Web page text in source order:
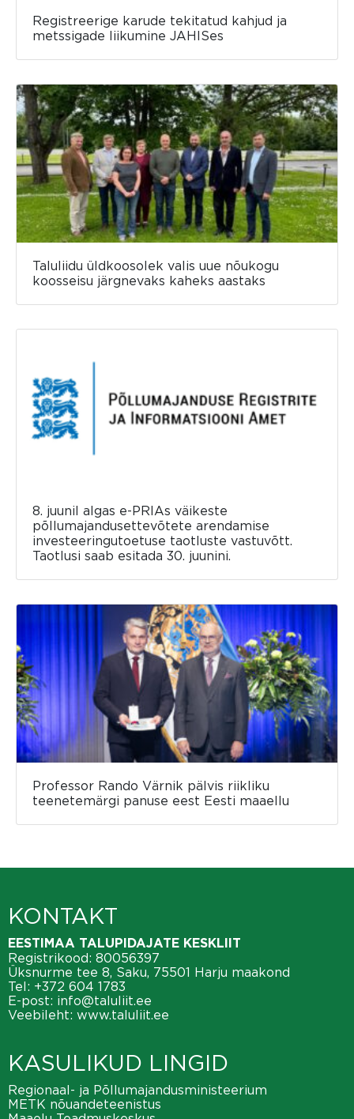
Registreerige karude tekitatud kahjud ja
metssigade liikumine JAHISes
Taluliidu üldkoosolek valis uue nõukogu
koosseisu järgnevaks kaheks aastaks
8. juunil algas e-PRIAs väikeste
põllumajandusettevõtete arendamise
investeeringutoetuse taotluste vastuvõtt.
Taotlusi saab esitada 30. juunini.
Professor Rando Värnik pälvis riikliku
teenetemärgi panuse eest Eesti maaellu
KONTAKT
EESTIMAA TALUPIDAJATE KESKLIIT
Registrikood: 80056397
Üksnurme tee 8, Saku, 75501 Harju maakond
Tel: +372 604 1783
E-post: info@taluliit.ee
Veebileht: www.taluliit.ee
KASULIKUD LINGID
Regionaal- ja Põllumajandusministeerium
METK nõuandeteenistus